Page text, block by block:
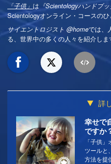
「子供」 は 『Scientologyハンドブッ
Scientologyオンライン・コースのひ
サイエントロジスト @homeでは、
る、世界中の多くの人々を紹介しま
詳
幸せで
ですか
「子供
ツールと
方法を提